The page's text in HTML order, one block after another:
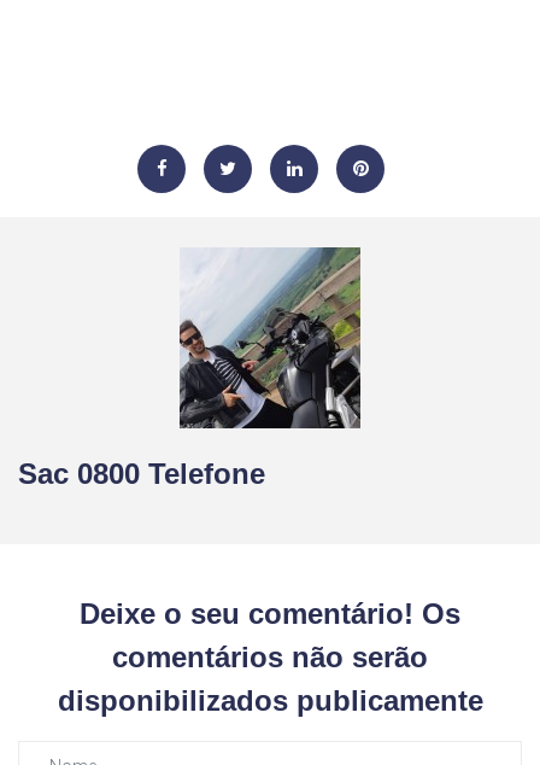
Sac 0800 Telefone
Deixe o seu comentário! Os
comentários não serão
disponibilizados publicamente